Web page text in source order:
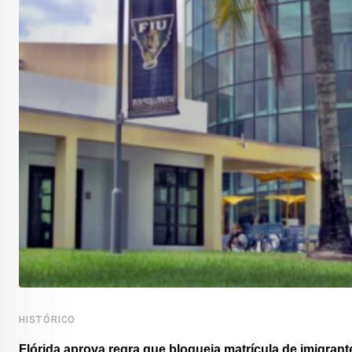
HISTÓRICO
Flórida aprova regra que bloqueia matrícula de